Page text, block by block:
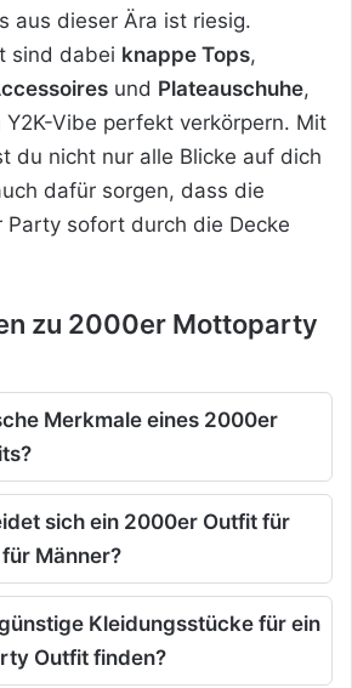
aus dieser Ära ist riesig.
sind dabei knappe Tops,
und Plateauschuhe,
Vibe perfekt verkörpern. Mit
du nicht nur alle Blicke auf dich
dafür sorgen, dass die
Party sofort durch die Decke
zu 2000er Mottoparty
Merkmale eines 2000er
sich ein 2000er Outfit für
Männer?
Kleidungsstücke für ein
Outfit finden?